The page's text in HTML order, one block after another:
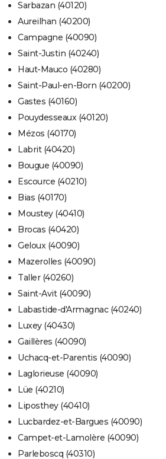
Sarbazan (40120)
Aureilhan (40200)
Campagne (40090)
Saint-Justin (40240)
Haut-Mauco (40280)
Saint-Paul-en-Born (40200)
Gastes (40160)
Pouydesseaux (40120)
Mézos (40170)
Labrit (40420)
Bougue (40090)
Escource (40210)
Bias (40170)
Moustey (40410)
Brocas (40420)
Geloux (40090)
Mazerolles (40090)
Taller (40260)
Saint-Avit (40090)
Labastide-d'Armagnac (40240)
Luxey (40430)
Gaillères (40090)
Uchacq-et-Parentis (40090)
Laglorieuse (40090)
Lüe (40210)
Liposthey (40410)
Lucbardez-et-Bargues (40090)
Campet-et-Lamolère (40090)
Parleboscq (40310)